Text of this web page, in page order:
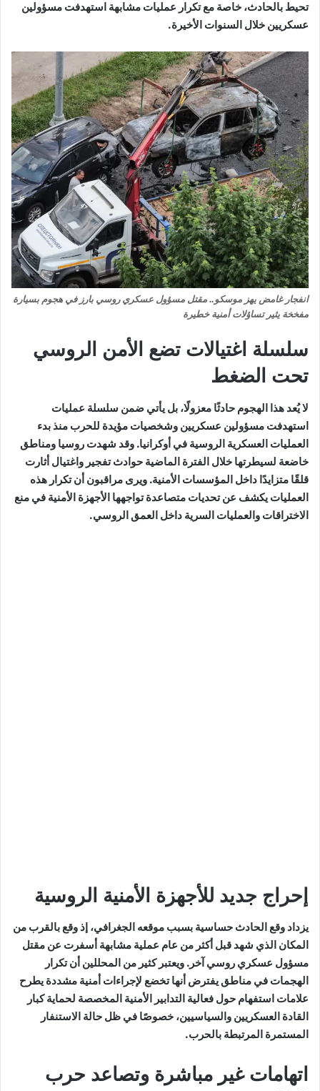
تحيط بالحادث، خاصة مع تكرار عمليات مشابهة استهدفت مسؤولين
عسكريين خلال السنوات الأخيرة.
انفجار غامض يهز موسكو.. مقتل مسؤول عسكري روسي بارز في هجوم بسيارة
مفخخة يثير تساؤلات أمنية خطيرة
سلسلة اغتيالات تضع الأمن الروسي
تحت الضغط
لا يُعد هذا الهجوم حادثًا معزولًا، بل يأتي ضمن سلسلة عمليات
استهدفت مسؤولين عسكريين وشخصيات مؤيدة للحرب منذ بدء
العمليات العسكرية الروسية في أوكرانيا. وقد شهدت روسيا ومناطق
خاضعة لسيطرتها خلال الفترة الماضية حوادث تفجير واغتيال أثارت
قلقًا متزايدًا داخل المؤسسات الأمنية. ويرى مراقبون أن تكرار هذه
العمليات يكشف عن تحديات متصاعدة تواجهها الأجهزة الأمنية في منع
الاختراقات والعمليات السرية داخل العمق الروسي.
إحراج جديد للأجهزة الأمنية الروسية
يزداد وقع الحادث حساسية بسبب موقعه الجغرافي، إذ وقع بالقرب من
المكان الذي شهد قبل أكثر من عام عملية مشابهة أسفرت عن مقتل
مسؤول عسكري روسي آخر. ويعتبر كثير من المحللين أن تكرار
الهجمات في مناطق يفترض أنها تخضع لإجراءات أمنية مشددة يطرح
علامات استفهام حول فعالية التدابير الأمنية المخصصة لحماية كبار
القادة العسكريين والسياسيين، خصوصًا في ظل حالة الاستنفار
المستمرة المرتبطة بالحرب.
اتهامات غير مباشرة وتصاعد حرب